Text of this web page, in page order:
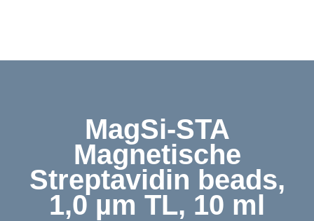
MagSi-STA
Magnetische
Streptavidin beads,
1,0 µm TL, 10 ml